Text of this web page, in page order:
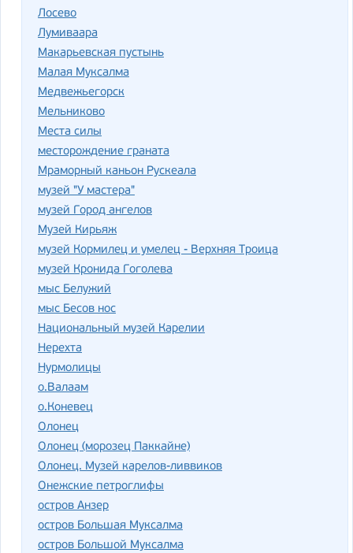
Лосево
Лумиваара
Макарьевская пустынь
Малая Муксалма
Медвежьегорск
Мельниково
Места силы
месторождение граната
Мраморный каньон Рускеала
музей "У мастера"
музей Город ангелов
Музей Кирьяж
музей Кормилец и умелец - Верхняя Троица
музей Кронида Гоголева
мыс Белужий
мыс Бесов нос
Национальный музей Карелии
Нерехта
Нурмолицы
о.Валаам
о.Коневец
Олонец
Олонец (морозец Паккайне)
Олонец. Музей карелов-ливвиков
Онежские петроглифы
остров Анзер
остров Большая Муксалма
остров Большой Муксалма